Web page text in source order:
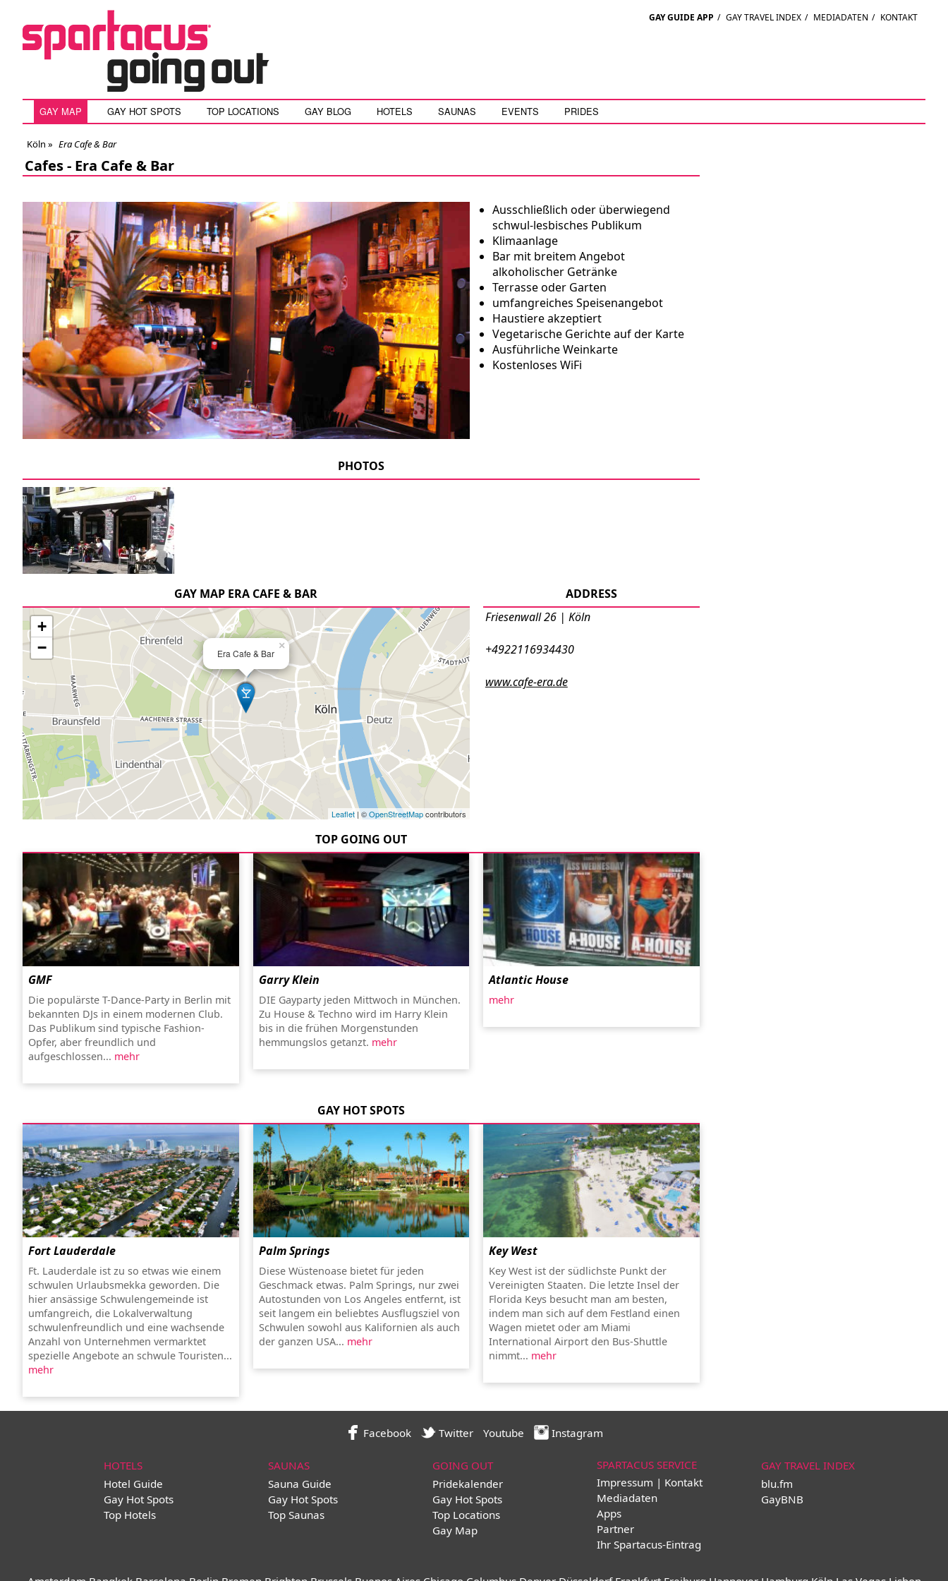
GAY GUIDE APP / GAY TRAVEL INDEX / MEDIADATEN / KONTAKT
GAY MAP GAY HOT SPOTS TOP LOCATIONS GAY BLOG HOTELS SAUNAS EVENTS PRIDES
Köln » Era Cafe & Bar
Cafes - Era Cafe & Bar
Ausschließlich oder überwiegend
schwul-lesbisches Publikum
Klimaanlage
Bar mit breitem Angebot
alkoholischer Getränke
Terrasse oder Garten
umfangreiches Speisenangebot
Haustiere akzeptiert
Vegetarische Gerichte auf der Karte
Ausführliche Weinkarte
Kostenloses WiFi
PHOTOS
ADDRESS
Friesenwall 26 | Köln
+4922116934430
www.cafe-era.de
GAY MAP ERA CAFE & BAR
Era Cafe & Bar
×
+
−
Leaflet| ©OpenStreetMapcontributors
TOP GOING OUT
GMF
Die populärste T-Dance-Party in Berlin mit
bekannten DJs in einem modernen Club.
Das Publikum sind typische Fashion-
Opfer, aber freundlich und
aufgeschlossen... mehr
Garry Klein
DIE Gayparty jeden Mittwoch in München.
Zu House & Techno wird im Harry Klein
bis in die frühen Morgenstunden
hemmungslos getanzt. mehr
Atlantic House
mehr
GAY HOT SPOTS
Fort Lauderdale
Ft. Lauderdale ist zu so etwas wie einem
schwulen Urlaubsmekka geworden. Die
hier ansässige Schwulengemeinde ist
umfangreich, die Lokalverwaltung
schwulenfreundlich und eine wachsende
Anzahl von Unternehmen vermarktet
spezielle Angebote an schwule Touristen...
mehr
Palm Springs
Diese Wüstenoase bietet für jeden
Geschmack etwas. Palm Springs, nur zwei
Autostunden von Los Angeles entfernt, ist
seit langem ein beliebtes Ausflugsziel von
Schwulen sowohl aus Kalifornien als auch
der ganzen USA... mehr
Key West
Key West ist der südlichste Punkt der
Vereinigten Staaten. Die letzte Insel der
Florida Keys besucht man am besten,
indem man sich auf dem Festland einen
Wagen mietet oder am Miami
International Airport den Bus-Shuttle
nimmt... mehr
Facebook Twitter Youtube Instagram
HOTELS
Hotel Guide
Gay Hot Spots
Top Hotels
SAUNAS
Sauna Guide
Gay Hot Spots
Top Saunas
GOING OUT
Pridekalender
Gay Hot Spots
Top Locations
Gay Map
SPARTACUS SERVICE
Impressum | Kontakt
Mediadaten
Apps
Partner
Ihr Spartacus-Eintrag
GAY TRAVEL INDEX
blu.fm
GayBNB